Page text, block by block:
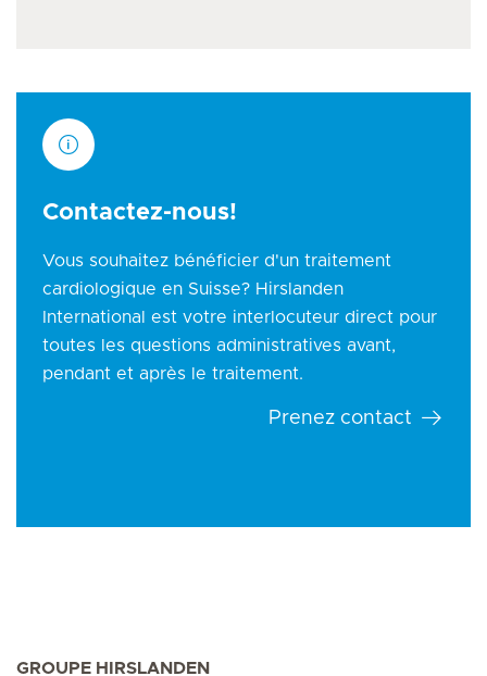
Contactez-nous!
Vous souhaitez bénéficier d'un traitement
cardiologique en Suisse? Hirslanden
International est votre interlocuteur direct pour
toutes les questions administratives avant,
pendant et après le traitement.
Prenez contact
GROUPE HIRSLANDEN